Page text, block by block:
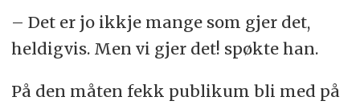
– Det er jo ikkje mange som gjer det,
heldigvis. Men vi gjer det! spøkte han.
På den måten fekk publikum bli med på